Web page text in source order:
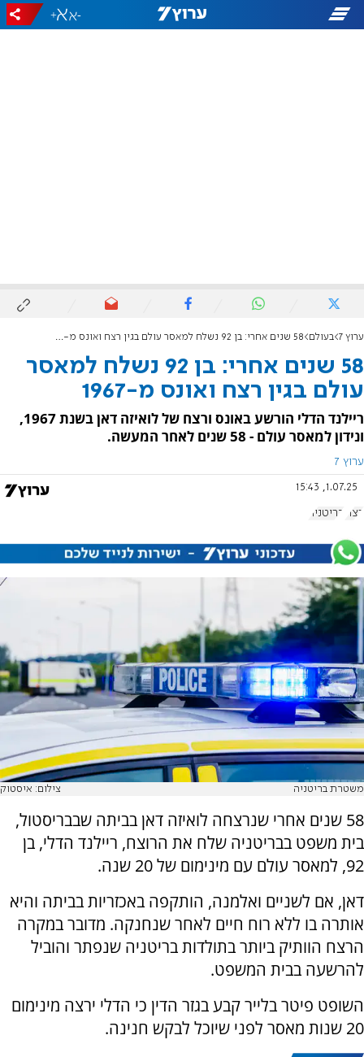
-
+
ערוץ 7 בעולם 58 שנים אחרי: בן 92 נשלח למאסר עולם בגין רצח ואונס מ-1967
58 שנים אחרי: בן 92 נשלח למאסר
עולם בגין רצח ואונס מ-1967
ריילנד הדלי הורשע באונס ורצח של לואיזה דאן בשנת 1967,
ונידון למאסר עולם - 58 שנים לאחר המעשה.
ערוץ 7
1.07.25, 15:43
רצח בריטניה
משטרת בריטניה צילום: איסטוק
58 שנים אחרי שנרצחה לואיזה דאן בביתה שבבריסטול,
בית משפט בבריטניה שלח את הרוצח, ריילנד הדלי, בן
92, למאסר עולם עם מינימום של 20 שנה.
דאן, אם לשניים ואלמנה, הותקפה באכזריות בביתה והיא
אותרה בו ללא רוח חיים לאחר שנחנקה. מדובר במקרה
הרצח הוותיק ביותר בתולדות בריטניה שנפתר והוביל
להרשעה בבית המשפט.
השופט פיטר בלייר קבע בגזר הדין כי הדלי ירצה מינימום
20 שנות מאסר לפני שיוכל לבקש חנינה.